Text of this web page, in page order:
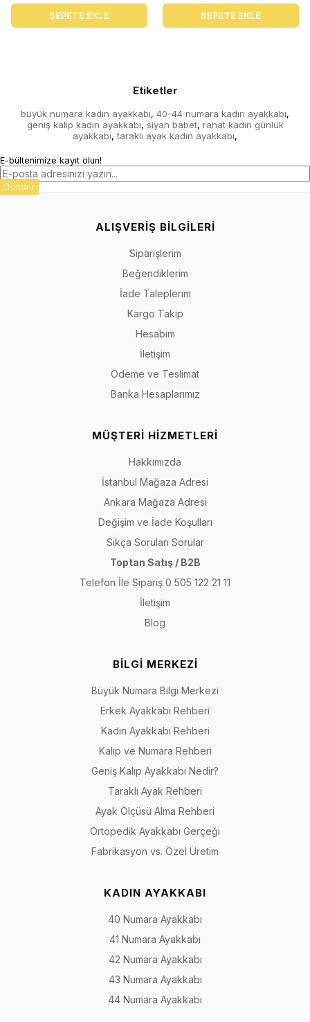
SEPETE EKLE SEPETE EKLE
Etiketler
büyük numara kadın ayakkabı, 40-44 numara kadın ayakkabı,
geniş kalıp kadın ayakkabı, siyah babet, rahat kadın günlük
ayakkabı, taraklı ayak kadın ayakkabı,
E-bültenimize kayıt olun!
Gönder
ALIŞVERİŞ BİLGİLERİ
Siparişlerim
Beğendiklerim
İade Taleplerim
Kargo Takip
Hesabım
İletişim
Ödeme ve Teslimat
Banka Hesaplarımız
MÜŞTERİ HİZMETLERİ
Hakkımızda
İstanbul Mağaza Adresi
Ankara Mağaza Adresi
Değişim ve İade Koşulları
Sıkça Sorulan Sorular
Toptan Satış / B2B
Telefon İle Sipariş 0 505 122 21 11
İletişim
Blog
BİLGİ MERKEZİ
Büyük Numara Bilgi Merkezi
Erkek Ayakkabı Rehberi
Kadın Ayakkabı Rehberi
Kalıp ve Numara Rehberi
Geniş Kalıp Ayakkabı Nedir?
Taraklı Ayak Rehberi
Ayak Ölçüsü Alma Rehberi
Ortopedik Ayakkabı Gerçeği
Fabrikasyon vs. Özel Üretim
KADIN AYAKKABI
40 Numara Ayakkabı
41 Numara Ayakkabı
42 Numara Ayakkabı
43 Numara Ayakkabı
44 Numara Ayakkabı